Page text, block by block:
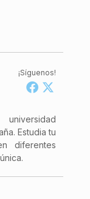
¡Síguenos!
Estudia tu
diferentes